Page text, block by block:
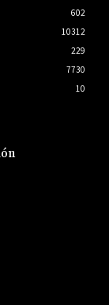
602
10312
229
7730
10